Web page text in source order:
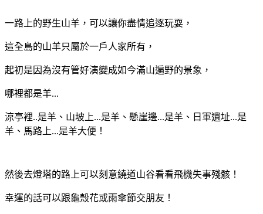
一路上的野生山羊，可以讓你盡情追逐玩耍，
這全島的山羊只屬於一戶人家所有，
起初是因為沒有管好演變成如今滿山遍野的景象，
哪裡都是羊...
涼亭裡..是羊、山坡上...是羊、懸崖邊...是羊、日軍遺址...是
羊、馬路上...是羊大便！
然後去燈塔的路上可以刻意繞道山谷看看飛機失事殘骸！
幸運的話可以跟龜殼花或雨傘節交朋友！